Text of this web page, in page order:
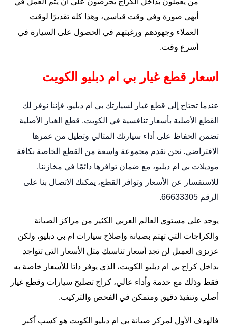
أبهى صورة وفي وقت قياسي، وهذا كله تقديرًا لوقت
العملاء وجهودهم ورغبتهم في الحصول على السيارة في
أسرع وقت.
اسعار قطع غيار بي ام دبليو الكويت
عندما تحتاج إلى قطع غيار لسيارتك بي ام دبليو، فإننا نوفر لك
القطع الأصلية بأسعار تنافسية في الكويت. قطع الغيار الأصلية
تضمن الحفاظ على أداء سيارتك المثالي وتطيل من عمرها
الافتراضي. نحن نقدم مجموعة واسعة من القطع الخاصة بكافة
موديلات بي ام دبليو، مع ضمان توافرها دائمًا في مخازننا.
للاستفسار عن الأسعار وتوافر القطع، يمكنك الاتصال بنا على
الرقم 66633305.
يوجد على مستوى العالم العربي الكثير من مراكز الصيانة
والكراجات التي تهتم بصيانة وإصلاح سيارات ام بي دبليو، ولكن
عزيزي العميل لن تجد أسعار تناسبك مثل الأسعار التي تتواجد
بداخل كراج بي ام دبليو الكويت، الذي يوفر داتا للأسعار خاصة به
فقط وذلك مع خدمة وأداء عالي، كراج تصليح سيارات وقطع غيار
أصلي وتنفيذ دقيق ومتمكن في الفحص والتركيب.
فالهدف الأول لمركز صيانة بي ام دبليو الكويت هو كسب أكبر